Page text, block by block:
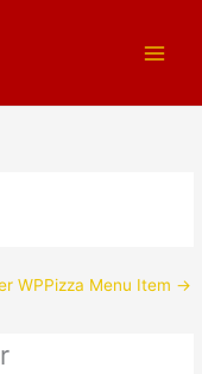
WPPizza Menu Item →